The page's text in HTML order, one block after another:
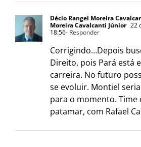
Décio Rangel Moreira
Moreira Cavalcanti Júnior 22
18:56- Responder
Corrigindo…Depois
Direito, pois Pará está
carreira. No futuro
se evoluir. Montiel
para o momento.
patamar, com Rafael